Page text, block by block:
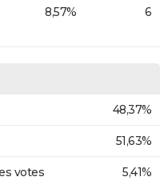
8,57% 6
48,37%
51,63%
votes
5,41%